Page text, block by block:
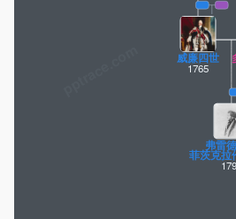
弗雷
菲茨克拉
威廉四世
1765